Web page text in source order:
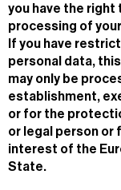
you have the
processing of
If you have
personal data,
may only be
establishment,
or for the
or legal person or
interest of the
State.